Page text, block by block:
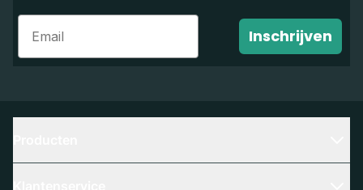
Email
Inschrijven